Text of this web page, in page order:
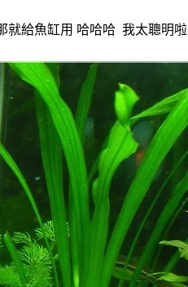
就給魚缸用 哈哈哈 我太聰明啦